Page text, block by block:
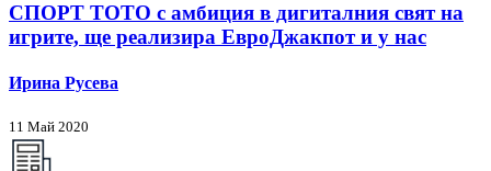
СПОРТ ТОТО с амбиция в дигиталния свят на
игрите, ще реализира ЕвроДжакпот и у нас
Ирина Русева
11 Май 2020